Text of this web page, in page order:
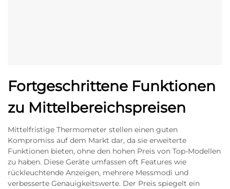
Fortgeschrittene Funktionen
zu Mittelbereichspreisen
Mittelfristige Thermometer stellen einen guten
Kompromiss auf dem Markt dar, da sie erweiterte
Funktionen bieten, ohne den hohen Preis von Top-Modellen
zu haben. Diese Geräte umfassen oft Features wie
rückleuchtende Anzeigen, mehrere Messmodi und
verbesserte Genauigkeitswerte. Der Preis spiegelt ein